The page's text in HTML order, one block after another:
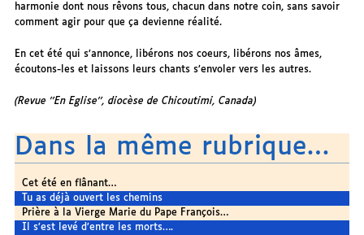
harmonie dont nous rêvons tous, chacun dans notre coin, sans savoir
comment agir pour que ça devienne réalité.
En cet été qui s’annonce, libérons nos coeurs, libérons nos âmes,
écoutons-les et laissons leurs chants s’envoler vers les autres.
(Revue ’’En Eglise’’, diocèse de Chicoutimi, Canada)
Dans la même rubrique…
Cet été en flânant…
Tu as déjà ouvert les chemins
Prière à la Vierge Marie du Pape François…
Il s’est levé d’entre les morts….